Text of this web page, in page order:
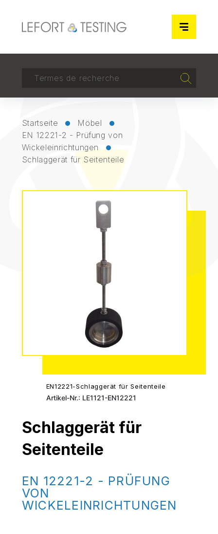
RECHERCHER
Startseite
Möbel
EN 12221-2 - Prüfung von
Wickeleinrichtungen
Schlaggerät für Seitenteile
EN12221-Schlaggerät für Seitenteile
Artikel-Nr.: LE1121-EN12221
Schlaggerät für
Seitenteile
EN 12221-2 - PRÜFUNG
VON
WICKELEINRICHTUNGEN